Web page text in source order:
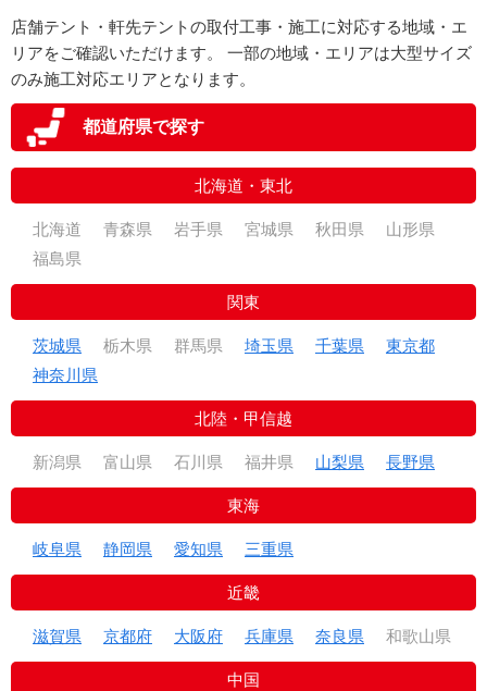
店舗テント・軒先テントの取付工事・施工に対応する地域・エ
リアをご確認いただけます。 一部の地域・エリアは大型サイズ
のみ施工対応エリアとなります。
都道府県で探す
北海道・東北
北海道 青森県 岩手県 宮城県 秋田県
山形県
福島県
関東
茨城県 栃木県 群馬県 埼玉県 千葉県
東京都
神奈川県
北陸・甲信越
新潟県 富山県 石川県 福井県 山梨県 長野県
東海
岐阜県 静岡県 愛知県 三重県
近畿
滋賀県 京都府 大阪府 兵庫県 奈良県 和歌山県
中国